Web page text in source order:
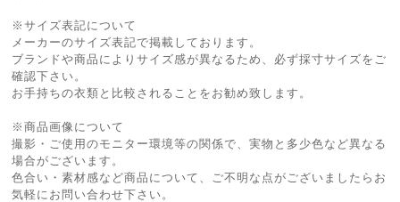
※サイズ表記について
メーカーのサイズ表記で掲載しております。
ブランドや商品によりサイズ感が異なるため、必ず採寸サイズをご
確認下さい。
お手持ちの衣類と比較されることをお勧め致します。
※商品画像について
撮影・ご使用のモニター環境等の関係で、実物と多少色など異なる
場合がございます。
色合い・素材感など商品について、ご不明な点がございましたらお
気軽にお問い合わせ下さい。